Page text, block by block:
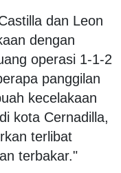
dan Leon
dengan
operasi 1-1-2
panggilan
kecelakaan
kota Cernadilla,
terlibat
terbakar."